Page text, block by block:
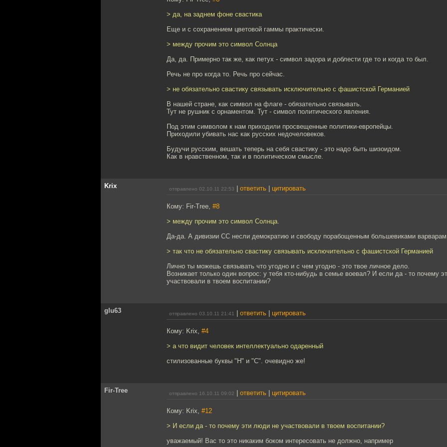
> да, на заднем фоне свастика
Еще и с сохранением цветовой гаммы практически.
> между прочим это символ Солнца
Да, да. Примерно так же, как петух - символ задора и доблести где то и когда то был.
Речь не про когда то. Речь про сейчас.
> не обязательно свастику связывать исключительно с фашистской Германией
В нашей стране, как символ на флаге - обязательно связывать.
Тут не рушник с орнаментом. Тут - символ политического явления.
Под этим символом к нам приходили просвещенные политики-европейцы.
Приходили убивать нас как русских недочеловеков.
Будучи русским, вешать теперь на себя свастику - это надо быть шизоидом.
Как в нравственном, так и в политическом смысле.
Krix отправлено 02.10.11 22:53 ответить цитировать
Кому: Fir-Tree, #8
> между прочим это символ Солнца.
Да-да. А дивизии СС несли демократию и свободу порабощенным большевиками варварам
> так что не обязательно свастику связывать исключительно с фашистской Германией
Лично ты можешь связывать что угодно и с чем угодно - это твое личное дело.
Возникает только один вопрос: у тебя кто-нибудь в семье воевал? И если да - то почему
участвовали в твоем воспитании?
glu63 отправлено 03.10.11 21:41 ответить цитировать
Кому: Krix, #4
> а что видит человек интеллектуально одаренный
стилизованные буквы "Н" и "С". очевидно же!
Fir-Tree отправлено 16.10.11 09:02 ответить цитировать
Кому: Krix, #12
> И если да - то почему эти люди не участвовали в твоем воспитании?
уважаемый! Вас то это никаким боком интересовать не должно, например